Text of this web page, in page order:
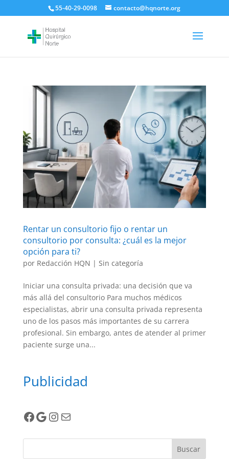
55-40-29-0098 contacto@hqnorte.org
Rentar un consultorio fijo o rentar un
consultorio por consulta: ¿cuál es la mejor
opción para ti?
por Redacción HQN | Sin categoría
Iniciar una consulta privada: una decisión que va
más allá del consultorio Para muchos médicos
especialistas, abrir una consulta privada representa
uno de los pasos más importantes de su carrera
profesional. Sin embargo, antes de atender al primer
paciente surge una...
Publicidad
Facebook
Google
Instagram
Correo electrónico
Buscar